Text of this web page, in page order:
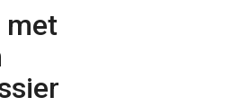
met